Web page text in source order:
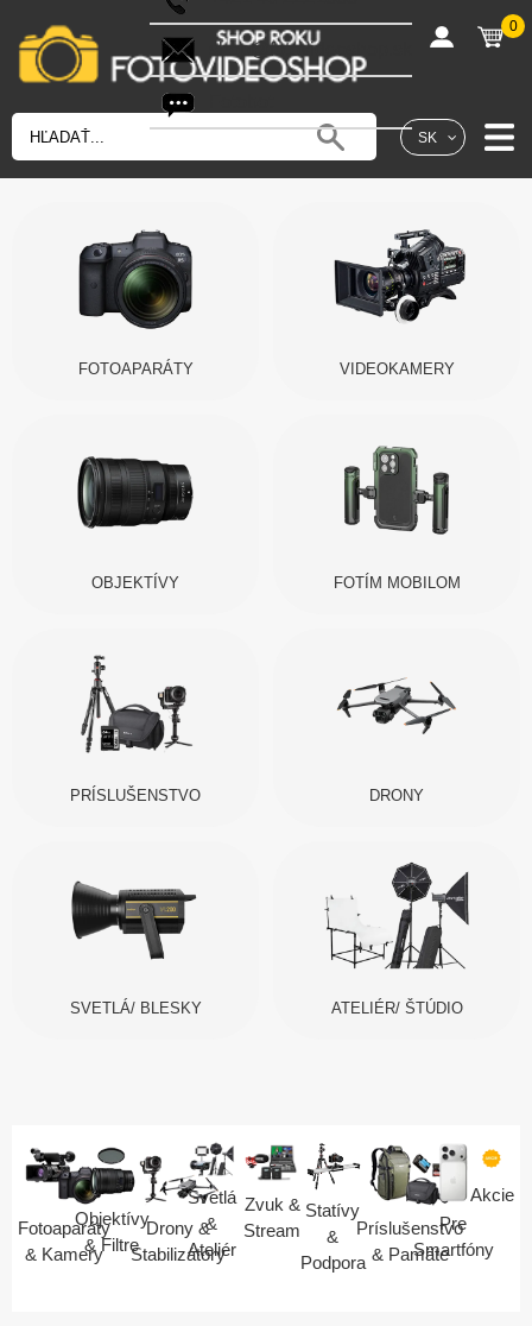
SK
shop@fotovideoshop.sk
0
FOTOAPARÁTY VIDEOKAMERY
OBJEKTÍVY FOTÍM MOBILOM
PRÍSLUŠENSTVO DRONY
SVETLÁ/ BLESKY ATELIÉR/ ŠTÚDIO
Fotoaparáty
& Kamery
Objektívy
& Filtre
Drony &
Stabilizátory
Svetlá
&
Ateliér
Zvuk &
Stream
Statívy
&
Podpora
Príslušenstvo
& Pamäte
Pre
Smartfóny
Akcie